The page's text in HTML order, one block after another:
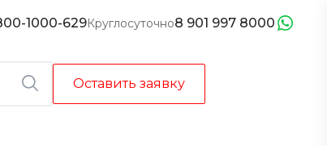
1000-629Круглосуточно8 901 997 8000
Оставить заявку